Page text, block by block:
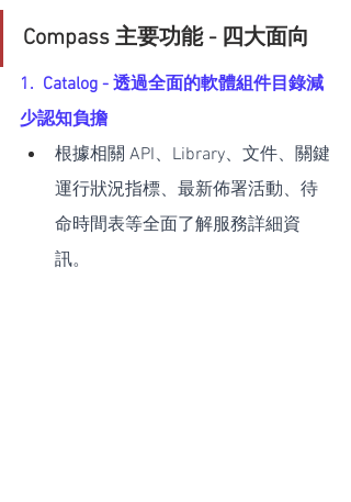
Compass 主要功能 - 四大面向
1.  Catalog - 透過全面的軟體組件目錄減
少認知負擔
根據相關 API、Library、文件、關鍵
運行狀況指標、最新佈署活動、待
命時間表等全面了解服務詳細資
訊。